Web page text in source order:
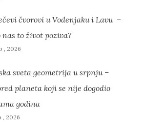
čvorovi u Vodenjaku i Lavu –
nas to život poziva?
, 2026
sveta geometrija u srpnju –
planeta koji se nije dogodio
godina
, 2026